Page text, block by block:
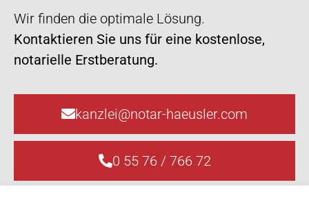
Wir finden die optimale Lösung.
Kontaktieren Sie uns für eine kostenlose,
notarielle Erstberatung.
kanzlei@notar-haeusler.com
0 55 76 / 766 72